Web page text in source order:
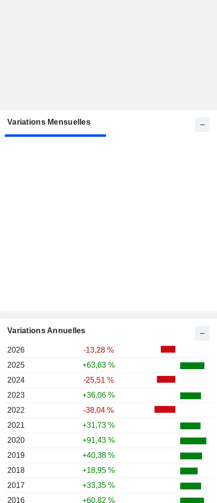
Variations Mensuelles
Variations Annuelles
2026
-13,28 %
2025
+63,63 %
2024
-25,51 %
2023
+36,06 %
2022
-38,04 %
2021
+31,73 %
2020
+91,43 %
2019
+40,38 %
2018
+18,95 %
2017
+33,35 %
2016
+60,82 %